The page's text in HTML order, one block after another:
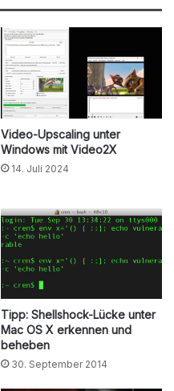
Video-Upscaling unter
Windows mit Video2X
14. Juli 2024
Tipp: Shellshock-Lücke unter
Mac OS X erkennen und
beheben
30. September 2014